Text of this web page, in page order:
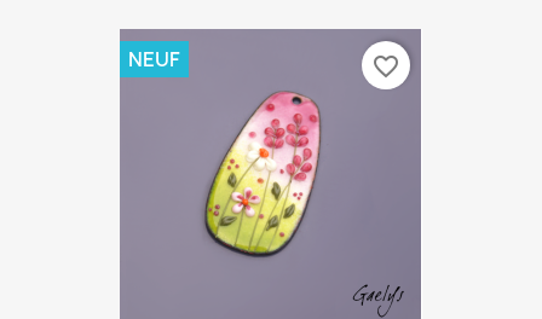
NEUF favorite_border